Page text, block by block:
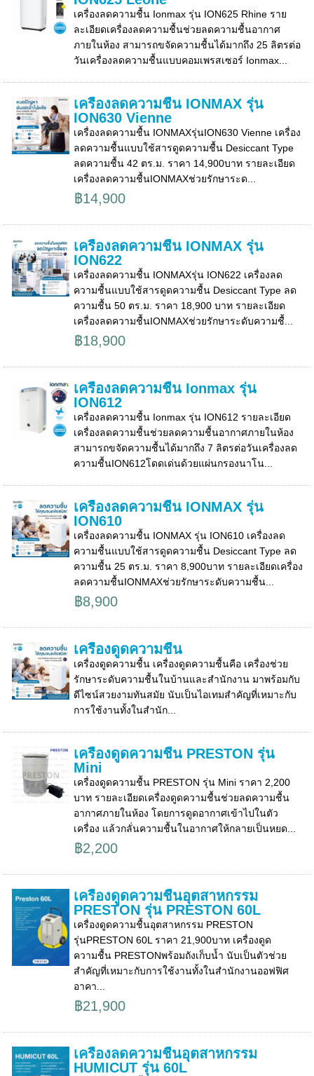
เครื่องลดความชื้น Ionmax รุ่น ION625 Rhine ราย
ละเอียดเครื่องลดความชื้นช่วยลดความชื้นอากาศ
ภายในห้อง สามารถขจัดความชื้นได้มากถึง 25 ลิตรต่อ
วันเครื่องลดความชื้นแบบคอมเพรสเซอร์ Ionmax...
เครื่องลดความชื้น IONMAX รุ่น
ION630 Vienne
เครื่องลดความชื้น IONMAXรุ่นION630 Vienne เครื่อง
ลดความชื้นแบบใช้สารดูดความชื้น Desiccant Type
ลดความชื้น 42 ตร.ม. ราคา 14,900บาท รายละเอียด
เครื่องลดความชื้นIONMAXช่วยรักษาระด...
฿14,900
เครื่องลดความชื้น IONMAX รุ่น
ION622
เครื่องลดความชื้น IONMAXรุ่น ION622 เครื่องลด
ความชื้นแบบใช้สารดูดความชื้น Desiccant Type ลด
ความชื้น 50 ตร.ม. ราคา 18,900 บาท รายละเอียด
เครื่องลดความชื้นIONMAXช่วยรักษาระดับความชื้...
฿18,900
เครื่องลดความชื้น Ionmax รุ่น
ION612
เครื่องลดความชื้น Ionmax รุ่น ION612 รายละเอียด
เครื่องลดความชื้นช่วยลดความชื้นอากาศภายในห้อง
สามารถขจัดความชื้นได้มากถึง 7 ลิตรต่อวันเครื่องลด
ความชื้นION612โดดเด่นด้วยแผ่นกรองนาโน...
เครื่องลดความชื้น IONMAX รุ่น
ION610
เครื่องลดความชื้น IONMAX รุ่น ION610 เครื่องลด
ความชื้นแบบใช้สารดูดความชื้น Desiccant Type ลด
ความชื้น 25 ตร.ม. ราคา 8,900บาท รายละเอียดเครื่อง
ลดความชื้นIONMAXช่วยรักษาระดับความชื้น...
฿8,900
เครื่องดูดความชื้น
เครื่องดูดความชื้น เครื่องดูดความชื้นคือ เครื่องช่วย
รักษาระดับความชื้นในบ้านและสำนักงาน มาพร้อมกับ
ดีไซน์สวยงามทันสมัย นับเป็นไอเทมสำคัญที่เหมาะกับ
การใช้งานทั้งในสำนัก...
เครื่องดูดความชื้น PRESTON รุ่น
Mini
เครื่องดูดความชื้น PRESTON รุ่น Mini ราคา 2,200
บาท รายละเอียดเครื่องดูดความชื้นช่วยลดความชื้น
อากาศภายในห้อง โดยการดูดอากาศเข้าไปในตัว
เครื่อง แล้วกลั่นความชื้นในอากาศให้กลายเป็นหยด...
฿2,200
เครื่องดูดความชื้นอุตสาหกรรม
PRESTON รุ่น PRESTON 60L
เครื่องดูดความชื้นอุตสาหกรรม PRESTON
รุ่นPRESTON 60L ราคา 21,900บาท เครื่องดูด
ความชื้น PRESTONพร้อมถังเก็บน้ำ นับเป็นตัวช่วย
สำคัญที่เหมาะกับการใช้งานทั้งในสำนักงานออฟฟิศ
อาคา...
฿21,900
เครื่องลดความชื้นอุตสาหกรรม
HUMICUT รุ่น 60L